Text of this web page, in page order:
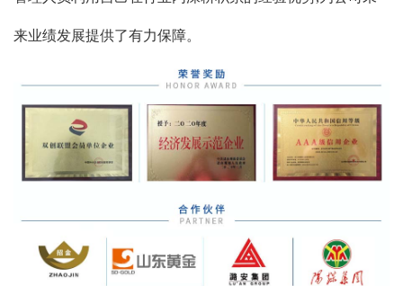
来业绩发展提供了有力保障。